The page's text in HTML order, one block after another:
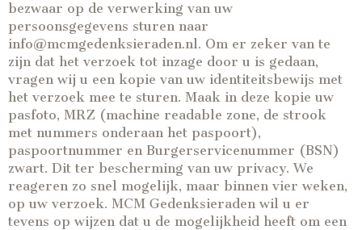
bezwaar op de verwerking van uw
persoonsgegevens sturen naar
info@mcmgedenksieraden.nl. Om er zeker van te
zijn dat het verzoek tot inzage door u is gedaan,
vragen wij u een kopie van uw identiteitsbewijs met
het verzoek mee te sturen. Maak in deze kopie uw
pasfoto, MRZ (machine readable zone, de strook
met nummers onderaan het paspoort),
paspoortnummer en Burgerservicenummer (BSN)
zwart. Dit ter bescherming van uw privacy. We
reageren zo snel mogelijk, maar binnen vier weken,
op uw verzoek. MCM Gedenksieraden wil u er
tevens op wijzen dat u de mogelijkheid heeft om een